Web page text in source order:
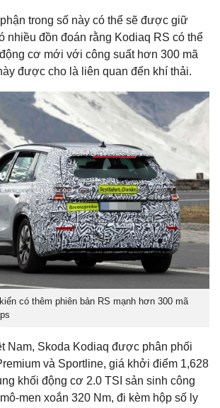
trong số này có thể sẽ được giữ
nhiều đồn đoán rằng Kodiaq RS có thể
cơ mới với công suất hơn 300 mã
được cho là liên quan đến khí thải.
có thêm phiên bản RS mạnh hơn 300 mã
Nam, Skoda Kodiaq được phân phối
và Sportline, giá khởi điểm 1,628
khối động cơ 2.0 TSI sản sinh công
men xoắn 320 Nm, đi kèm hộp số ly